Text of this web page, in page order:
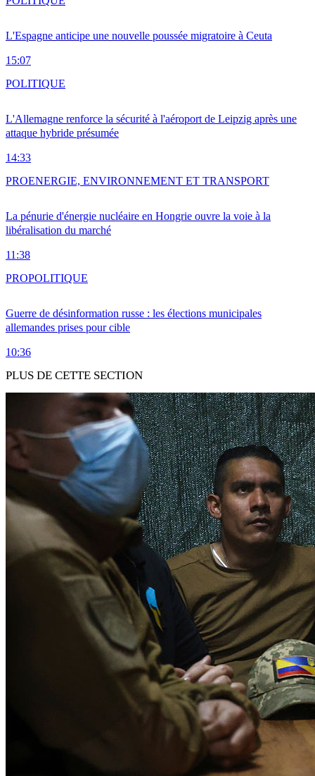
L'Espagne anticipe une nouvelle poussée migratoire à Ceuta
15:07
L'Allemagne renforce la sécurité à l'aéroport de Leipzig après une
attaque hybride présumée
14:33
POLITIQUE
La pénurie d'énergie nucléaire en Hongrie ouvre la voie à la
libéralisation du marché
11:38
PROENERGIE, ENVIRONNEMENT ET TRANSPORT
Guerre de désinformation russe : les élections municipales
allemandes prises pour cible
10:36
PROPOLITIQUE
PLUS DE CETTE SECTION